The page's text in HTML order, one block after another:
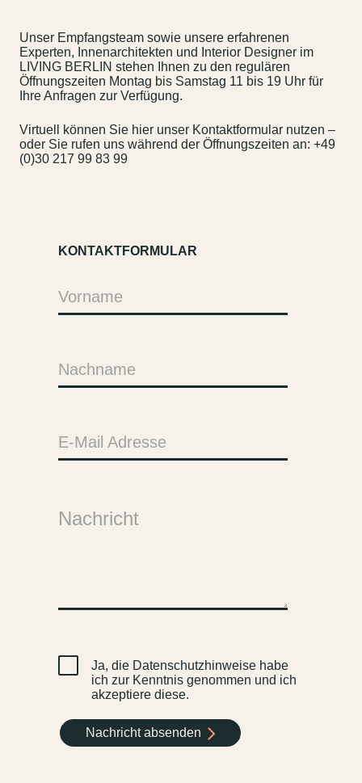
Unser Empfangsteam sowie unsere erfahrenen
Experten, Innenarchitekten und Interior Designer im
LIVING BERLIN stehen Ihnen zu den regulären
Öffnungszeiten Montag bis Samstag 11 bis 19 Uhr für
Ihre Anfragen zur Verfügung.
Virtuell können Sie hier unser Kontaktformular nutzen –
oder Sie rufen uns während der Öffnungszeiten an: +49
(0)30 217 99 83 99
KONTAKTFORMULAR
Vorname
Nachname
E-Mail Adresse
Nachricht
Ja, die Datenschutzhinweise habe
ich zur Kenntnis genommen und ich
akzeptiere diese.
Nachricht absenden